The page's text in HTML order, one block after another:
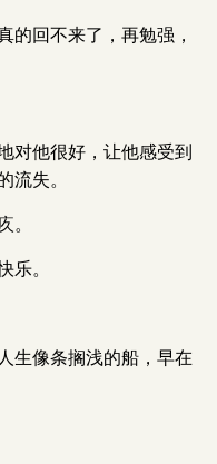
的回不来了，再勉强，
对他很好，让他感受到
流失。
。
乐。
生像条搁浅的船，早在